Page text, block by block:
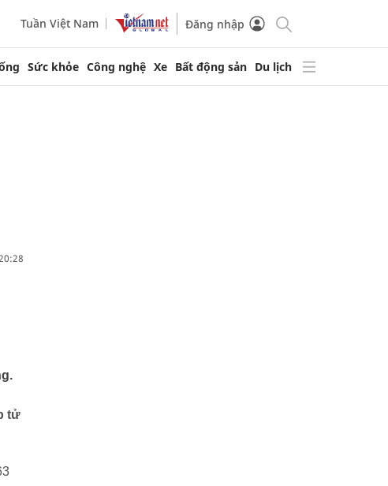
Tuần Việt Nam Đăng nhập
Sức khỏe Công nghệ Xe Bất động sản Du lịch
tử